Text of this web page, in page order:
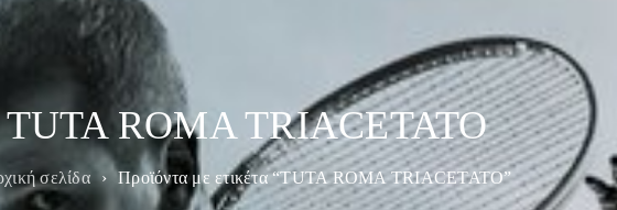
TUTA ROMA TRIACETATO
σελίδα › Προϊόντα με ετικέτα “TUTA ROMA TRIACETATO”